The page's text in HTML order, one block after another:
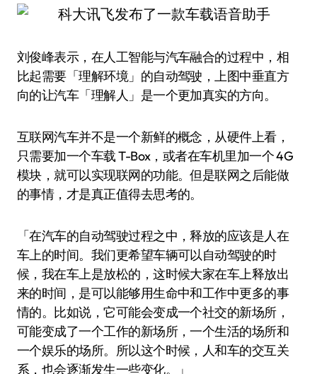
刘俊峰表示，在人工智能与汽车融合的过程中，相
比起需要「理解环境」的自动驾驶，上图中垂直方
向的让汽车「理解人」是一个更加真实的方向。
互联网汽车并不是一个新鲜的概念，从硬件上看，
只需要加一个车载 T-Box，或者在车机里加一个 4G
模块，就可以实现联网的功能。但是联网之后能做
的事情，才是真正值得去思考的。
「在汽车的自动驾驶过程之中，释放的应该是人在
车上的时间。我们更希望车辆可以自动驾驶的时
候，我在车上是放松的，这时候大家在车上释放出
来的时间，是可以能够用生命中和工作中更多的事
情的。比如说，它可能会变成一个社交的新场所，
可能变成了一个工作的新场所，一个生活的场所和
一个娱乐的场所。所以这个时候，人和车的交互关
系，也会逐渐发生一些变化。」